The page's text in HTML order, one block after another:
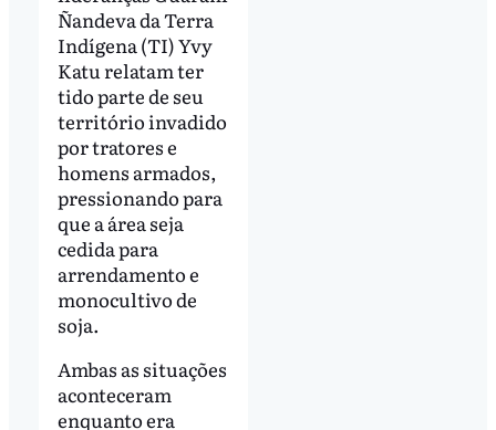
Ñandeva da Terra
Indígena (TI) Yvy
Katu relatam ter
tido parte de seu
território invadido
por tratores e
homens armados,
pressionando para
que a área seja
cedida para
arrendamento e
monocultivo de
soja.
Ambas as situações
aconteceram
enquanto era